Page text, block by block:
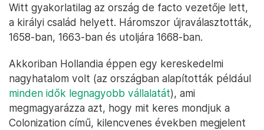
Witt gyakorlatilag az ország de facto vezetője lett,
a királyi család helyett. Háromszor újraválasztották,
1658-ban, 1663-ban és utoljára 1668-ban.
Akkoriban Hollandia éppen egy kereskedelmi
nagyhatalom volt (az országban alapították például
minden idők legnagyobb vállalatát), ami
megmagyarázza azt, hogy mit keres mondjuk a
Colonization című, kilencvenes években megjelent